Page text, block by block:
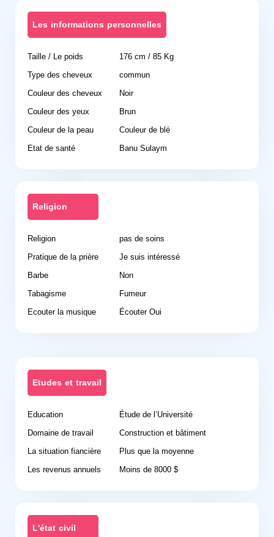
Les informations personnelles
Taille / Le poids
176 cm / 85 Kg
Type des cheveux
commun
Couleur des cheveux
Noir
Couleur des yeux
Brun
Couleur de la peau
Couleur de blé
Etat de santé
Banu Sulaym
Religion
Religion
pas de soins
Pratique de la prière
Je suis intéressé
Barbe
Non
Tabagisme
Fumeur
Ecouter la musique
Écouter Oui
Etudes et travail
Education
Étude de l’Université
Domaine de travail
Construction et bâtiment
La situation fiancière
Plus que la moyenne
Les revenus annuels
Moins de 8000 $
L'état civil